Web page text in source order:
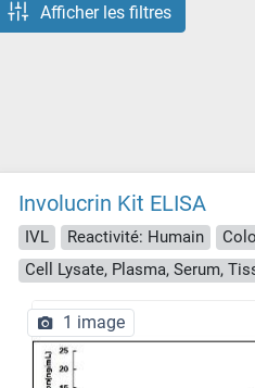
Afficher les filtres
Involucrin Kit ELISA
IVL Reactivité: Humain
Cell Lysate, Plasma, Serum,
1 image